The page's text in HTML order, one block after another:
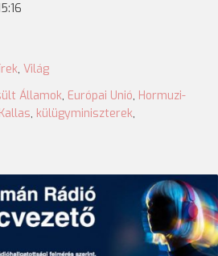
, Világ
Államok, Európai Unió, Hormuzi-
, külügyminiszterek,